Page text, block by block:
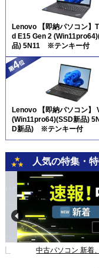
Lenovo 【即納パソコン】
d E15 Gen 2
品) 5N11 ※テンキー付
Lenovo 【即納パソコン】
(Win11pro64)(SSD新品)
D新品) ※テンキー付
人気の特集・
中古パソコン 新着